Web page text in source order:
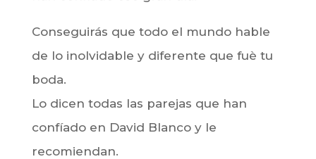
Conseguirás que todo el mundo hable
de lo inolvidable y diferente que fuè tu
boda.
Lo dicen todas las parejas que han
confíado en David Blanco y le
recomiendan.